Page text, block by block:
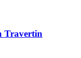
Travertin